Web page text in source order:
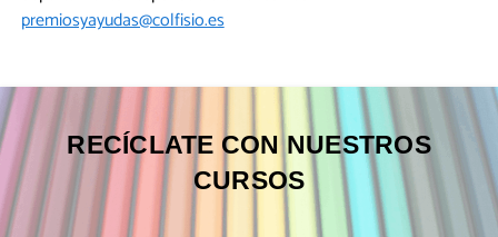
premiosyayudas@colfisio.es
RECÍCLATE CON NUESTROS
CURSOS